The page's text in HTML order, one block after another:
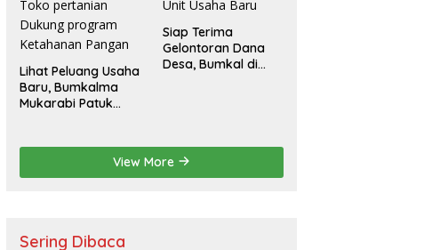
Lihat Peluang Usaha
Baru, Bumkalma
Mukarabi Patuk
program
Ketahanan Pangan
Siap Terima
Gelontoran Dana
Desa, Bumkal di
View More
Sering Dibaca